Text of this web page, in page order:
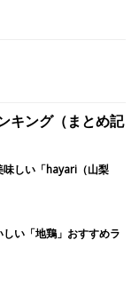
キング（まとめ記
味しい「hayari（山梨
しい「地鶏」おすすめラ